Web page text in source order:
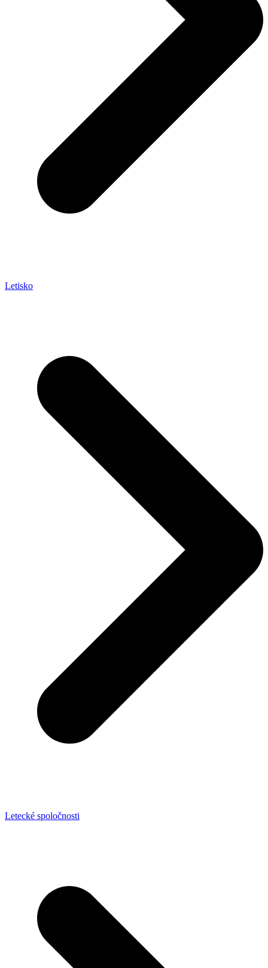
Letisko
Letecké spoločnosti